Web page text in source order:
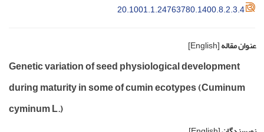
20.1001.1.24763780.1400.8.2.3.4
عنوان مقاله[English]
Genetic variation of seed physiological development
during maturity in some of cumin ecotypes (Cuminum
cyminum L.)